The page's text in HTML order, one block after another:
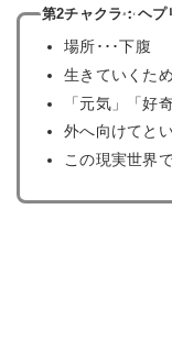
第2チャクラ：ヘプ
場所･･･下腹
生きていくた
「元気」「好
外へ向けてと
この現実世界